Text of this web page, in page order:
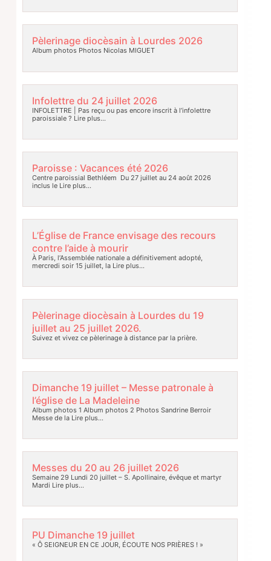
Pèlerinage diocèsain à Lourdes 2026
Album photos Photos Nicolas MIGUET
Infolettre du 24 juillet 2026
INFOLETTRE | Pas reçu ou pas encore inscrit à l’infolettre
paroissiale ? Lire plus…
Paroisse : Vacances été 2026
Centre paroissial Bethléem Du 27 juillet au 24 août 2026
inclus leLire plus…
L’Église de France envisage des recours
contre l’aide à mourir
À Paris, l’Assemblée nationale a définitivement adopté,
mercredi soir 15 juillet, laLire plus…
Pèlerinage diocèsain à Lourdes du 19
juillet au 25 juillet 2026.
Suivez et vivez ce pèlerinage à distance par la prière.
Dimanche 19 juillet – Messe patronale à
l’église de La Madeleine
Album photos 1 Album photos 2 Photos Sandrine Berroir
Messe de laLire plus…
Messes du 20 au 26 juillet 2026
Semaine 29 Lundi 20 juillet – S. Apollinaire, évêque et martyr
Mardi Lire plus…
PU Dimanche 19 juillet
« Ô SEIGNEUR EN CE JOUR, ÉCOUTE NOS PRIÈRES ! »